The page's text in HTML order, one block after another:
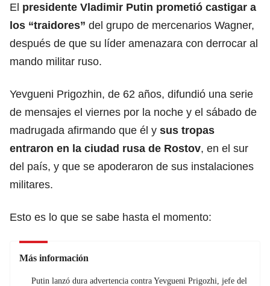
El presidente Vladimir Putin prometió castigar a
los “traidores” del grupo de mercenarios Wagner,
después de que su líder amenazara con derrocar al
mando militar ruso.
Yevgueni Prigozhin, de 62 años, difundió una serie
de mensajes el viernes por la noche y el sábado de
madrugada afirmando que él y sus tropas
entraron en la ciudad rusa de Rostov, en el sur
del país, y que se apoderaron de sus instalaciones
militares.
Esto es lo que se sabe hasta el momento:
Más información
Putin lanzó dura advertencia contra Yevgueni Prigozhi, jefe del